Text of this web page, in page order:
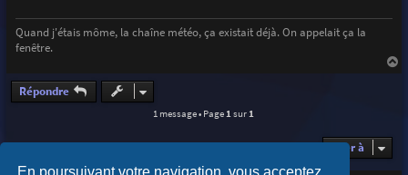
En poursuivant votre navigation, vous acceptez
Quand j'étais môme, la chaîne météo, ça existait déjà. On appelait ça la
fenêtre.
Répondre
1 message • Page1sur1
Aller à